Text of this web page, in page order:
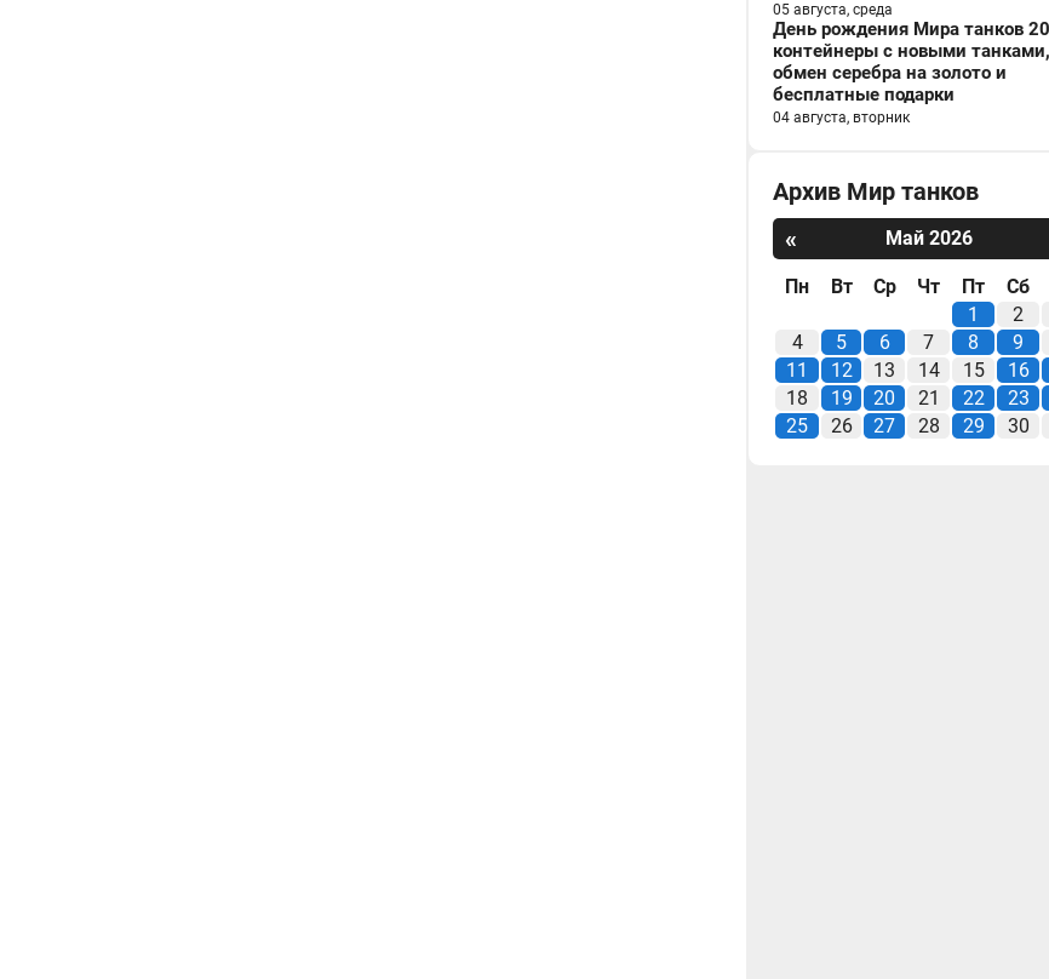
05 августа, среда
День рождения Мира танков
контейнеры с новыми танками,
обмен серебра на золото и
бесплатные подарки
04 августа, вторник
Архив Мир танков
«
Май 2026
Пн Вт Ср Чт Пт
Сб
1
2
4
5 6 7 8
9
11
12 13 14 15
16
18
19 20 21 22
23
25
26 27 28 29 30